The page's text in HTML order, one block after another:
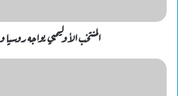
المنتخب الأوليمبي يواجه روسيا